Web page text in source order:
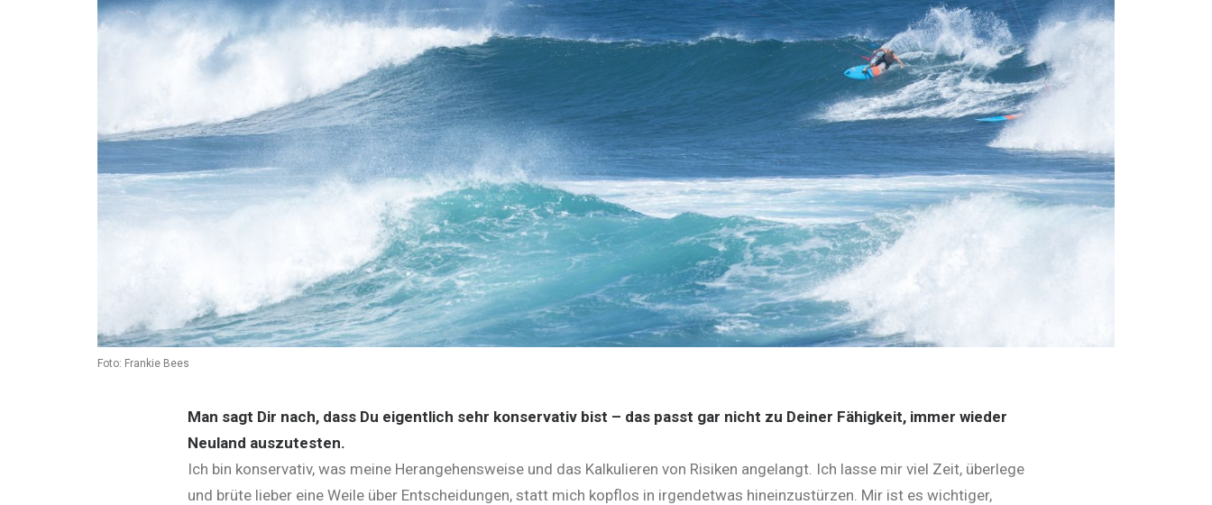
Foto: Frankie Bees
Man sagt Dir nach, dass Du eigentlich sehr konservativ bist – das passt gar nicht zu Deiner Fähigkeit, immer wieder
Neuland auszutesten.
Ich bin konservativ, was meine Herangehensweise und das Kalkulieren von Risiken angelangt. Ich lasse mir viel Zeit, überlege
und brüte lieber eine Weile über Entscheidungen, statt mich kopflos in irgendetwas hineinzustürzen. Mir ist es wichtiger,